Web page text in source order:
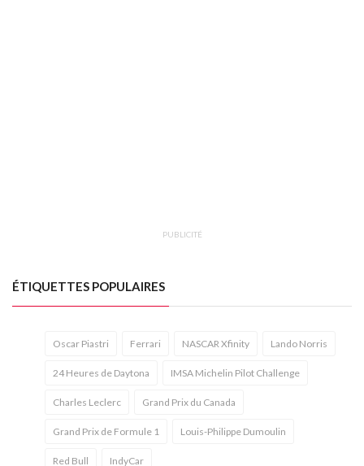
PUBLICITÉ
ÉTIQUETTES POPULAIRES
Oscar Piastri Ferrari NASCAR Xfinity Lando Norris
24 Heures de Daytona IMSA Michelin Pilot Challenge
Charles Leclerc Grand Prix du Canada
Grand Prix de Formule 1 Louis-Philippe Dumoulin
Red Bull IndyCar